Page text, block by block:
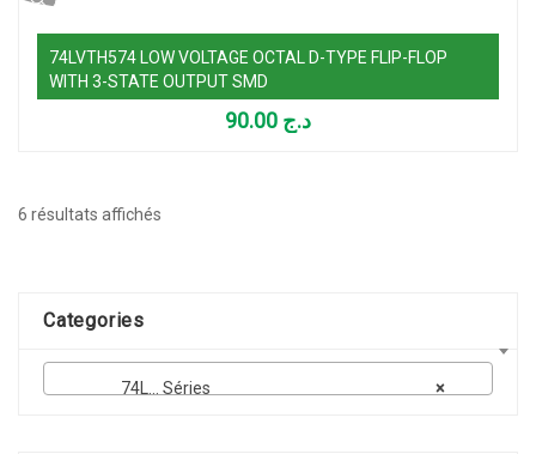
74LVTH574 LOW VOLTAGE OCTAL D-TYPE FLIP-FLOP
WITH 3-STATE OUTPUT SMD
د.ج
6 résultats affichés
Categories
×
74L… Séries